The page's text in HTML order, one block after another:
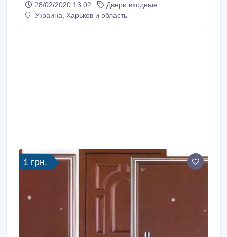
гарантия 3 года. Противопожарные двери. Мы
находимся по адресу г. Харьков, Ул. Ольгинская, 11.
28/02/2020 13:02
Двери входные
Украина, Харьков и область
1 грн.